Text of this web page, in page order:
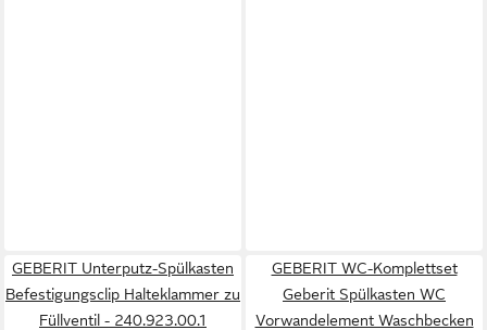
GEBERIT Unterputz-Spülkasten
Befestigungsclip Halteklammer zu
Füllventil - 240.923.00.1
GEBERIT WC-Komplettset
Geberit Spülkasten WC
Vorwandelement Waschbecken